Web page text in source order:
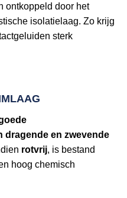
ontkoppeld door het
isolatielaag. Zo krijg
sterk
en zwevende
rotvrij, is bestand
hoog chemisch